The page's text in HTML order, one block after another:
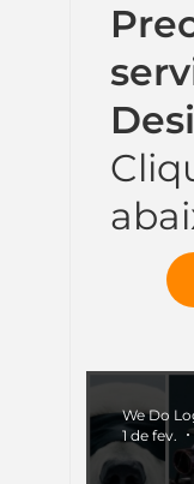
We Do
1 de fev.